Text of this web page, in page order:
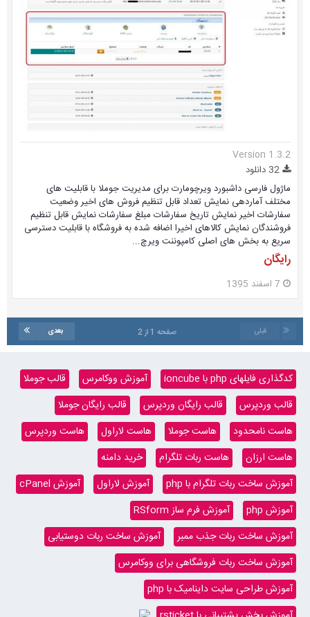
Version 1.3.2
ماژول فارسی داشبورد ویرچومارت برای مدیریت جوملا با قابلیت های
مختلف آماردهی نمایش تعداد قابل تنظیم فروش های اخیر وضعیت
سفارشات اخیر نمایش تاریخ سفارشات مبلغ سفارشات نمایش قابل تنظیم
فروشندگان نمایش کالاهای اخیرا اضافه شده به فروشگاه با قابلیت دسترسی
سریع به بخش های اصلی کامپوننت ویرچ...
رایگان
7 اسفند 1395
قبلی بعدی صفحه 1 از 2
کدگذاری فایلهای php با ioncube آموزش ووکامرس
قالب جوملا
قالب وردپرس
قالب رایگان وردپرس
قالب رایگان جوملا
هاست نامحدود
هاست جوملا هاست لاراول
هاست وردپرس
هاست ارزان
هاست ربات تلگرام
خرید دامنه
آموزش ساخت ربات تلگرام با php
آموزش لاراول
آموزش cPanel
آموزش php
آموزش فرم ساز RSform
آموزش ساخت ربات جذب ممبر
آموزش ساخت ربات دوستیابی
آموزش ساخت ربات فروشگاهی برای ووکامرس
آموزش طراحی سایت داینامیک با php